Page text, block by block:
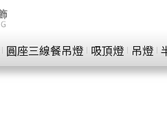
圓座三線餐吊燈 吸頂燈 吊燈